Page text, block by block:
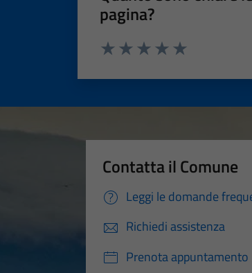
pagina?
Contatta il Comune
Leggi le domande
Richiedi assistenza
Prenota appuntamento